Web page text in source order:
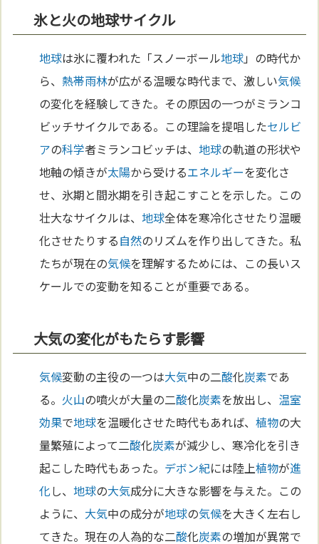
氷と火の地球サイクル
地球は氷に覆われた「スノーボール地球」の時代か
ら、熱帯雨林が広がる温暖な時代まで、激しい気候
の変化を経験してきた。その原因の一つがミランコ
ビッチサイクルである。この理論を提唱したセルビ
アの科学者ミランコビッチは、地球の軌道の形状や
地軸の傾きが太陽から受けるエネルギーを変化さ
せ、氷期と間氷期を引き起こすことを示した。この
壮大なサイクルは、地球全体を寒冷化させたり温暖
化させたりする自然のリズムを作り出してきた。私
たちが現在の気候を理解するためには、この長いス
ケールでの変動を知ることが重要である。
大気の変化がもたらす影響
気候変動の主役の一つは大気中の二酸化炭素であ
る。 火山の噴火が大量の二酸化炭素を放出し、 温室
効果で地球を温暖化させた時代もあれば、植物の大
量繁殖によって二酸化炭素が減少し、寒冷化を引き
起こした時代もあった。 デボン紀には陸上植物が進
化し、地球の大気成分に大きな影響を与えた。この
ように、 大気中の成分が地球の気候を大きく左右し
てきた。現在の人為的な二酸化炭素の増加が異常で